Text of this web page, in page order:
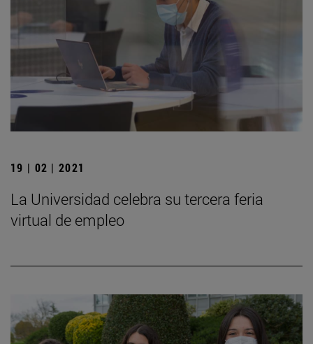
19 | 02 | 2021
La Universidad celebra su tercera feria
virtual de empleo